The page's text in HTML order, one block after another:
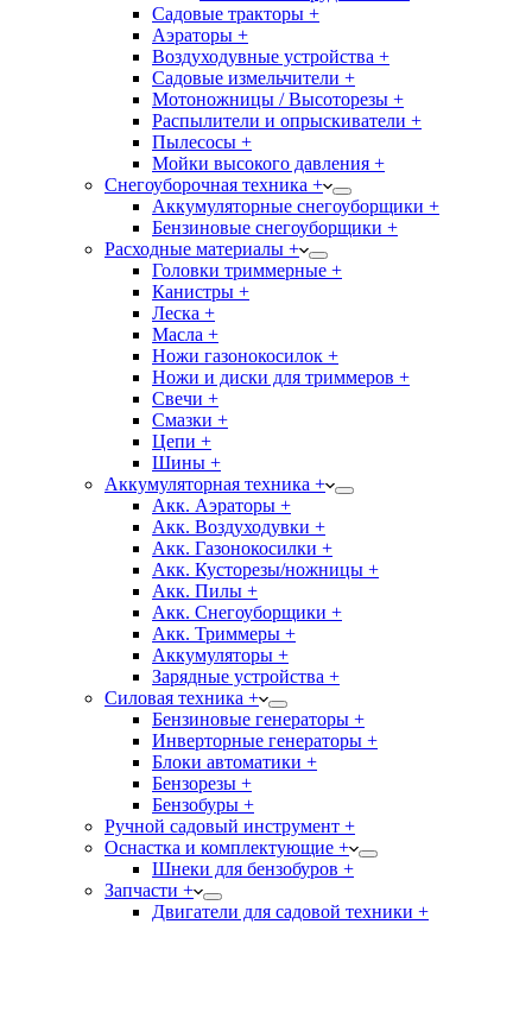
Садовые тракторы +
Аэраторы +
Воздуходувные устройства +
Садовые измельчители +
Мотоножницы / Высоторезы +
Распылители и опрыскиватели +
Пылесосы +
Мойки высокого давления +
Снегоуборочная техника +
Аккумуляторные снегоуборщики +
Бензиновые снегоуборщики +
Расходные материалы +
Головки триммерные +
Канистры +
Леска +
Масла +
Ножи газонокосилок +
Ножи и диски для триммеров +
Свечи +
Смазки +
Цепи +
Шины +
Аккумуляторная техника +
Акк. Аэраторы +
Акк. Воздуходувки +
Акк. Газонокосилки +
Акк. Кусторезы/ножницы +
Акк. Пилы +
Акк. Снегоуборщики +
Акк. Триммеры +
Аккумуляторы +
Зарядные устройства +
Силовая техника +
Бензиновые генераторы +
Инверторные генераторы +
Блоки автоматики +
Бензорезы +
Бензобуры +
Ручной садовый инструмент +
Оснастка и комплектующие +
Шнеки для бензобуров +
Запчасти +
Двигатели для садовой техники +